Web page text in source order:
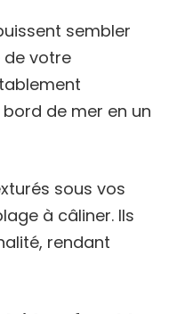
sembler
de votre
de mer en un
sous vos
à câliner. Ils
rendant